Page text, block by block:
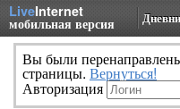
LiveInternet
мобильная версия
Вы были
страницы. Вернуться!
Авторизация